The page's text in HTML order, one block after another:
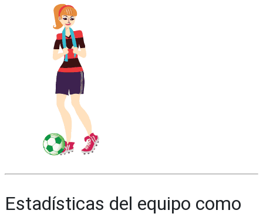
Estadísticas del equipo como